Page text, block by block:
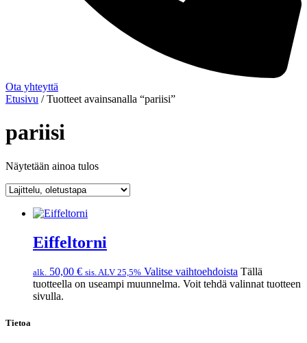
Ota yhteyttä
Etusivu / Tuotteet avainsanalla “pariisi”
pariisi
Näytetään ainoa tulos
Eiffeltorni
alk. 50,00 € sis. ALV 25,5% Valitse vaihtoehdoista Tällä
tuotteella on useampi muunnelma. Voit tehdä valinnat tuotteen
sivulla.
Tietoa